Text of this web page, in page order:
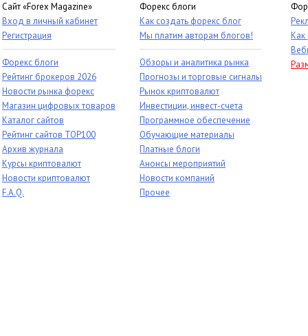
Сайт «Forex Magazine»
Вход в личный кабинет
Регистрация
Форекс блоги
Рейтинг брокеров 2026
Новости рынка форекс
Магазин цифровых товаров
Каталог сайтов
Рейтинг сайтов TOP100
Архив журнала
Курсы криптовалют
Новости криптовалют
F.A.Q.
Форекс блоги
Как создать форекс блог
Мы платим авторам блогов!
Обзоры и аналитика рынка
Прогнозы и торговые сигналы
Рынок криптовалют
Инвестиции, инвест-счета
Программное обеспечение
Обучающие материалы
Платные блоги
Анонсы мероприятий
Новости компаний
Прочее
Как